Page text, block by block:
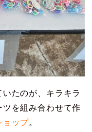
たのが、キラキラ
を組み合わせて作
ョップ。